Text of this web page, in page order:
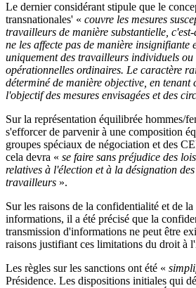
Le dernier considérant stipule que le
transnationales' « couvre les mesures
travailleurs de manière substantielle,
ne les affecte pas de manière insignifiante
uniquement des travailleurs individuels ou
opérationnelles ordinaires. Le caractère
déterminé de manière objective, en tenant
l'objectif des mesures envisagées et des
Sur la représentation équilibrée hommes/
s'efforcer de parvenir à une composition
groupes spéciaux de négociation et des
cela devra « se faire sans préjudice des
relatives à l'élection et à la désignation
travailleurs ».
Sur les raisons de la confidentialité et de
informations, il a été précisé que la
transmission d'informations ne peut être
raisons justifiant ces limitations du droit à
Les règles sur les sanctions ont été «
Présidence. Les dispositions initiales qui